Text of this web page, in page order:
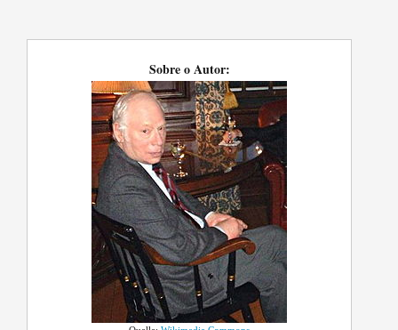
Sobre o Autor: